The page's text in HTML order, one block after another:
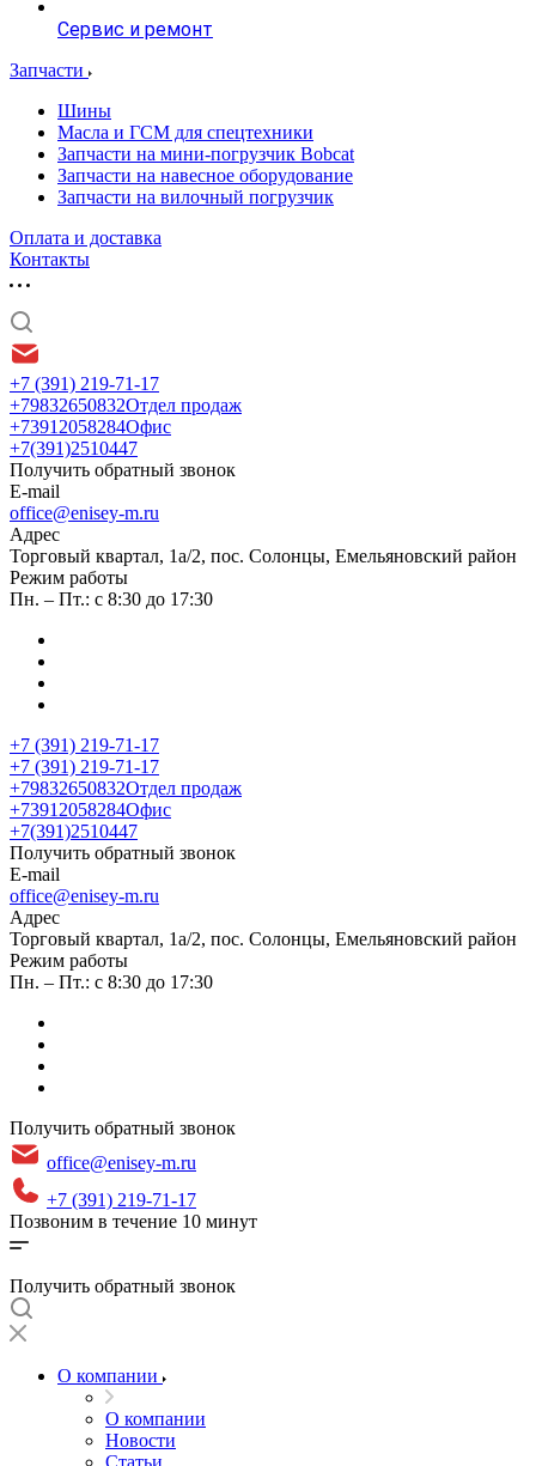
Сервис и ремонт
Запчасти
Шины
Масла и ГСМ для спецтехники
Запчасти на мини-погрузчик Bobcat
Запчасти на навесное оборудование
Запчасти на вилочный погрузчик
Оплата и доставка
Контакты
+7 (391) 219-71-17
+79832650832Отдел продаж
+73912058284Офис
+7(391)2510447
Получить обратный звонок
E-mail
office@enisey-m.ru
Адрес
​Торговый квартал, 1а/2, пос. Солонцы, Емельяновский район
Режим работы
Пн. – Пт.: с 8:30 до 17:30
+7 (391) 219-71-17
+7 (391) 219-71-17
+79832650832Отдел продаж
+73912058284Офис
+7(391)2510447
Получить обратный звонок
E-mail
office@enisey-m.ru
Адрес
​Торговый квартал, 1а/2, пос. Солонцы, Емельяновский район
Режим работы
Пн. – Пт.: с 8:30 до 17:30
Получить обратный звонок
office@enisey-m.ru
+7 (391) 219-71-17
Позвоним в течение 10 минут
Получить обратный звонок
О компании
О компании
Новости
Статьи